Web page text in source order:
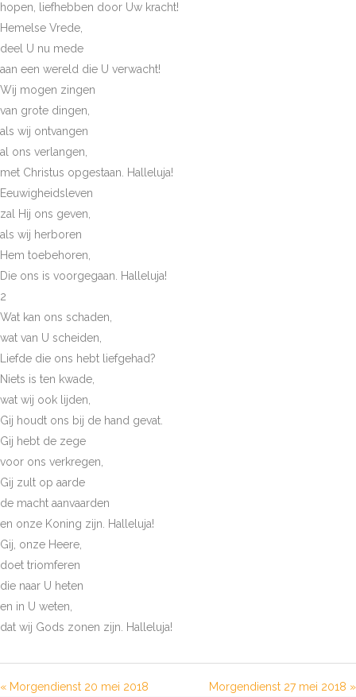
hopen, liefhebben door Uw kracht!
Hemelse Vrede,
deel U nu mede
aan een wereld die U verwacht!
Wij mogen zingen
van grote dingen,
als wij ontvangen
al ons verlangen,
met Christus opgestaan. Halleluja!
Eeuwigheidsleven
zal Hij ons geven,
als wij herboren
Hem toebehoren,
Die ons is voorgegaan. Halleluja!
2
Wat kan ons schaden,
wat van U scheiden,
Liefde die ons hebt liefgehad?
Niets is ten kwade,
wat wij ook lijden,
Gij houdt ons bij de hand gevat.
Gij hebt de zege
voor ons verkregen,
Gij zult op aarde
de macht aanvaarden
en onze Koning zijn. Halleluja!
Gij, onze Heere,
doet triomferen
die naar U heten
en in U weten,
dat wij Gods zonen zijn. Halleluja!
« Morgendienst 20 mei 2018 Morgendienst 27 mei 2018 »